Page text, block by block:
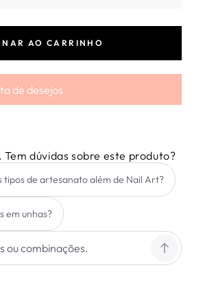
AO CARRINHO
de desejos
dúvidas sobre este produto?
tipos de artesanato além de Nail Art?
em unhas?